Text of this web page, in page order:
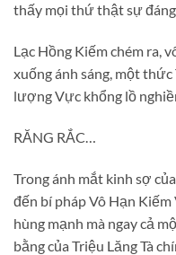
thấy mọi thứ thật sự đáng
Lạc Hồng Kiếm chém ra,
xuống ánh sáng, một
lượng Vực khổng lồ
RĂNG RẮC…
Trong ánh mắt kinh sợ
đến bí pháp Vô Hạn
hùng mạnh mà ngay cả
bằng của Triệu Lăng Tà